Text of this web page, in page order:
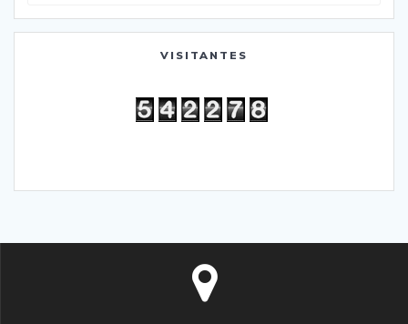
VISITANTES